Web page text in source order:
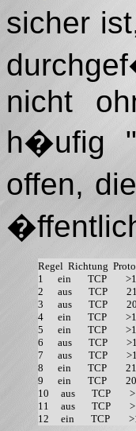
sicher
nicht
h�ufig
offen,
Regel  Richtung
1      ein       TCP
2      aus       TCP
3      aus       TCP
4      ein       TCP
5      ein       TCP
6      aus       TCP
7      aus       TCP
8      ein       TCP
9      ein       TCP
10     aus       TCP
11     aus       TCP